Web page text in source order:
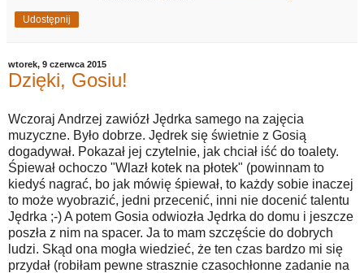
Udostępnij
wtorek, 9 czerwca 2015
Dzięki, Gosiu!
Wczoraj Andrzej zawiózł Jędrka samego na zajęcia
muzyczne. Było dobrze. Jędrek się świetnie z Gosią
dogadywał. Pokazał jej czytelnie, jak chciał iść do toalety.
Śpiewał ochoczo "Wlazł kotek na płotek" (powinnam to
kiedyś nagrać, bo jak mówię śpiewał, to każdy sobie inaczej
to może wyobrazić, jedni przecenić, inni nie docenić talentu
Jędrka ;-) A potem Gosia odwiozła Jędrka do domu i jeszcze
poszła z nim na spacer. Ja to mam szczęście do dobrych
ludzi. Skąd ona mogła wiedzieć, że ten czas bardzo mi się
przydał (robiłam pewne strasznie czasochłonne zadanie na